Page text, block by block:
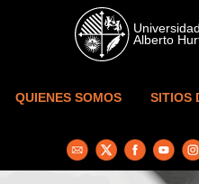
Skip to main content
QUIENES SOMOS SITIOS